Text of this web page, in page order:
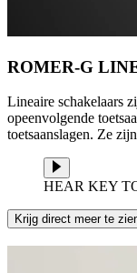
ROMER-G
Lineaire schakelaars
opeenvolgende
toetsaanslagen. Ze
HEAR KEY
Krijg direct meer te